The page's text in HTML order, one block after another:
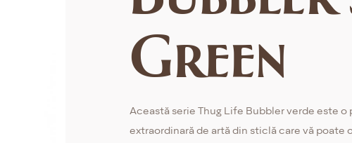
Green
Această serie Thug Life Bubbler verde este o
extraordinară de artă din sticlă care vă poate